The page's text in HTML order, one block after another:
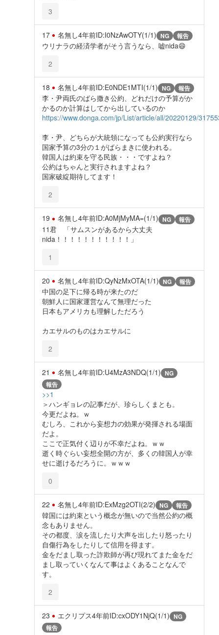
3
17 名無し4年前ID:I0NzAwOTY(1/1) NG 報告
ウリナラの経済学者がそう言うなら、嘘nida😄
2
18 名無し4年前ID:E0NDE1MTI(1/1) NG 報告
李・尹両氏のばら撒き公約、どれだけの予算がか
かるのか計算はしてから出しているのか
https://www.donga.com/jp/List/article/all/20220129/
李・尹、どちらが大統領になっても公約実行なら
国家予算の3分の１がばらまきに使われる。
韓国人は約束を守る民族・・・ですよね？
公約はちゃんと実行されますよね？
国家破綻期待してます！
2
19 名無し4年前ID:A0MjMyMA=(1/1) NG 報告
11君 「サムスンがあるから大丈夫
nida！！！！！！！！！！！」
1
20 名無し4年前ID:QyNzMxOTA(1/1) NG 報告
中国の足下に帰る時が来たのだ
朝鮮人に国家運営なんて無理だった
日本もアメリカも理解しただろう
カエサルのものはカエサルに
2
21 名無し4年前ID:U4MzA3NDQ(1/1) NG
報告
>>1
＞ハンギョレの記事だが、珍らしくまとも。
今更だよね。ｗ
むしろ、これから妄想力の効果が発揮される場面
だよ。
ここで正気付く辺りが不幸だよね。ｗｗ
逝く時ぐらい妄想全開の方が、多くの韓国人が幸
せに逝けるだろうに。ｗｗｗ
0
22 名無し4年前ID:ExMzg2OTI(2/2) NG 報告
韓国には約束という概念が無いので当然公約の概
念もありません。
その都度、涙を流したり大声を出したり怒ったり
自傷行為をしたりして信用を得ます。
金をだまし取った詐欺師が再び現れてまた金をだ
まし取っていくなんて事はよくあることなんで
す。
2
23 エクリプス4年前ID:cxODY1NjQ(1/1) NG
報告